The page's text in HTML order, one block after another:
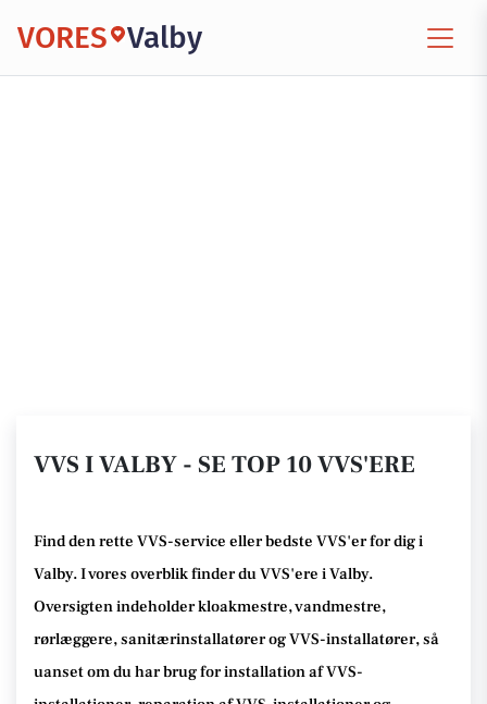
VORES Valby
VVS I VALBY - SE TOP 10 VVS'ERE
Find den rette VVS-service eller bedste VVS'er for dig i
Valby. I vores overblik finder du VVS'ere i Valby.
Oversigten indeholder kloakmestre, vandmestre,
rørlæggere, sanitærinstallatører og VVS-installatører, så
uanset om du har brug for installation af VVS-